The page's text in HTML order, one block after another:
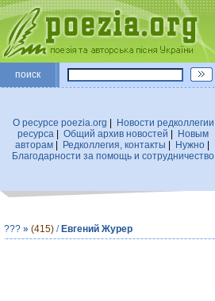
поиск
О ресурсе poezia.org
Новости редколлегии
ресурса
Общий архив новостей
Новым
авторам| Редколлегия, контакты Нужно|
Благодарности за помощь и сотрудничество
??? » (415) / Евгений Журер